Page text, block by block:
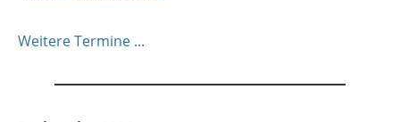
Weitere Termine ...